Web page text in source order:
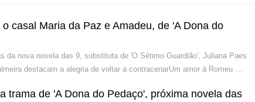
o casal Maria da Paz e Amadeu, de 'A Dona do
da nova novela das 9, substituta de 'O Sétimo Guardião', Juliana Paes
destacam a alegria de voltar a contracenarUm amor à Romeu …
trama de 'A Dona do Pedaço', próxima novela das